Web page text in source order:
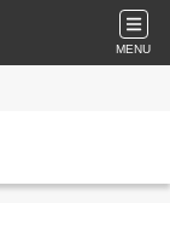
MENU